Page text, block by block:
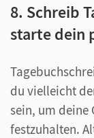
8. Schreib
starte dein
du vielleicht
sein, um deine
festzuhalten.